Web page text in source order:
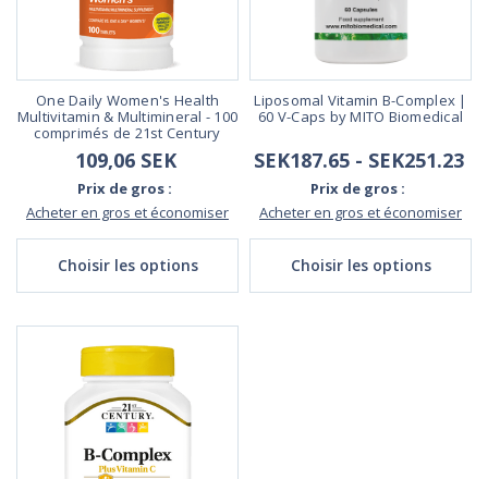
One Daily Women's Health
Multivitamin & Multimineral - 100
comprimés de 21st Century
109,06 SEK
Prix de gros :
Acheter en gros et économiser
Choisir les options
Liposomal Vitamin B-Complex |
60 V-Caps by MITO Biomedical
SEK187.65 - SEK251.23
Prix de gros :
Acheter en gros et économiser
Choisir les options